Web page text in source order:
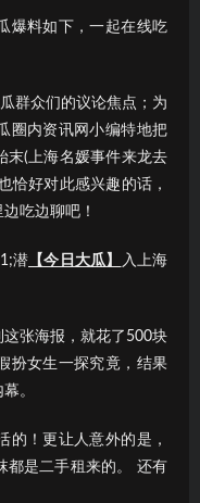
爆料如下，一起在线吃
群众们的议论焦点；为
圈内资讯网小编特地把
末(上海名媛事件来龙去
恰好对此感兴趣的话，
吃边聊吧！
潜 【今日大瓜】
入上海
张海报，就花了500块
扮女生一探究竟，结果
。
的！更让人意外的是，
都是二手租来的。 还有